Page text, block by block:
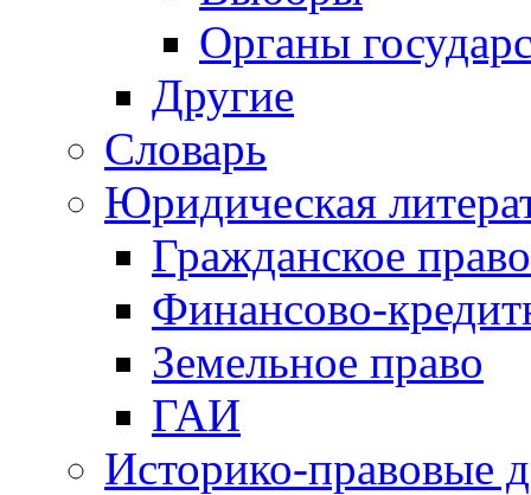
Органы
Другие
Словарь
Юридическая
Гражданское право
Финансово-
Земельное право
ГАИ
Историко-правовые